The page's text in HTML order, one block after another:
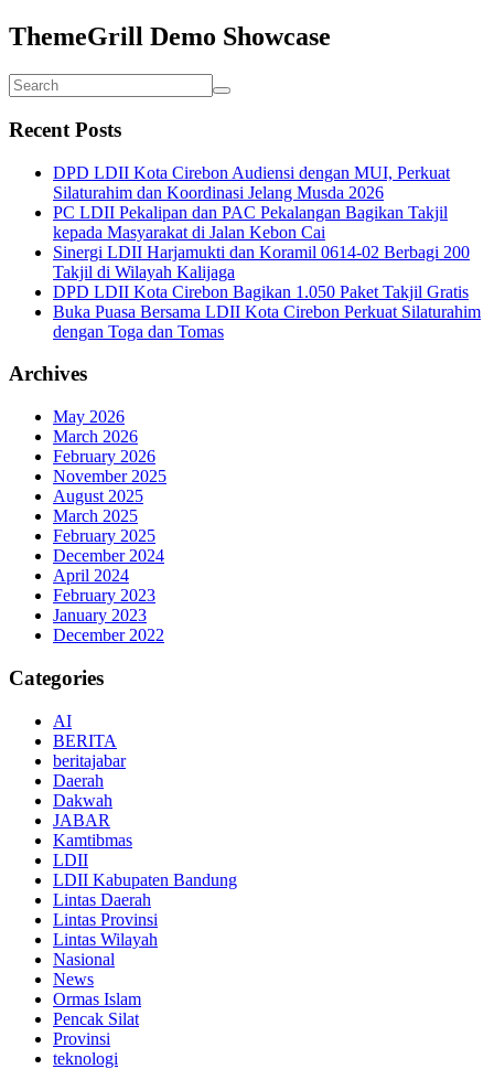
ThemeGrill Demo Showcase
Recent Posts
DPD LDII Kota Cirebon Audiensi dengan MUI, Perkuat
Silaturahim dan Koordinasi Jelang Musda 2026
PC LDII Pekalipan dan PAC Pekalangan Bagikan Takjil
kepada Masyarakat di Jalan Kebon Cai
Sinergi LDII Harjamukti dan Koramil 0614-02 Berbagi 200
Takjil di Wilayah Kalijaga
DPD LDII Kota Cirebon Bagikan 1.050 Paket Takjil Gratis
Buka Puasa Bersama LDII Kota Cirebon Perkuat Silaturahim
dengan Toga dan Tomas
Archives
May 2026
March 2026
February 2026
November 2025
August 2025
March 2025
February 2025
December 2024
April 2024
February 2023
January 2023
December 2022
Categories
AI
BERITA
beritajabar
Daerah
Dakwah
JABAR
Kamtibmas
LDII
LDII Kabupaten Bandung
Lintas Daerah
Lintas Provinsi
Lintas Wilayah
Nasional
News
Ormas Islam
Pencak Silat
Provinsi
teknologi